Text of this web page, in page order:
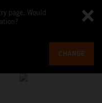
page. Would
CHANGE